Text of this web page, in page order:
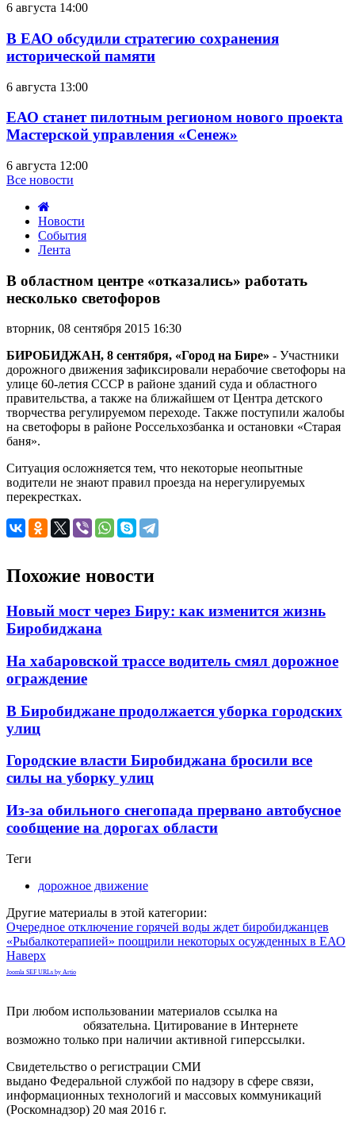
6 августа 14:00
В ЕАО обсудили стратегию сохранения
исторической памяти
6 августа 13:00
ЕАО станет пилотным регионом нового проекта
Мастерской управления «Сенеж»
6 августа 12:00
Все новости
Новости
События
Лента
областном
«отказались»
несколько
светофоров
В областном центре «отказались» работать
несколько светофоров
вторник, 08 сентября 2015 16:30
БИРОБИДЖАН, 8 сентября, «Город на Бире» - Участники
дорожного движения зафиксировали нерабочие светофоры на
улице 60-летия СССР в районе зданий суда и областного
правительства, а также на ближайшем от Центра детского
творчества регулируемом переходе. Также поступили жалобы
на светофоры в районе Россельхозбанка и остановки «Старая
баня».
Ситуация осложняется тем, что некоторые неопытные
водители не знают правил проезда на нерегулируемых
перекрестках.
Похожие новости
Новый мост через Биру: как изменится жизнь
Биробиджана
На хабаровской трассе водитель смял дорожное
ограждение
В Биробиджане продолжается уборка городских
улиц
Городские власти Биробиджана бросили все
силы на уборку улиц
Из-за обильного снегопада прервано автобусное
сообщение на дорогах области
Теги
дорожное движение
Другие материалы в этой категории:
Очередное отключение горячей воды ждет биробиджанцев
«Рыбалкотерапией» поощрили некоторых осужденных в ЕАО
Наверх
Joomla SEF URLs by Artio
При любом использовании материалов ссылка на
обязательна. Цитирование в Интернете
возможно только при наличии активной гиперссылки.
Свидетельство о регистрации СМИ
выдано Федеральной службой по надзору в сфере связи,
информационных технологий и массовых коммуникаций
(Роскомнадзор) 20 мая 2016 г.